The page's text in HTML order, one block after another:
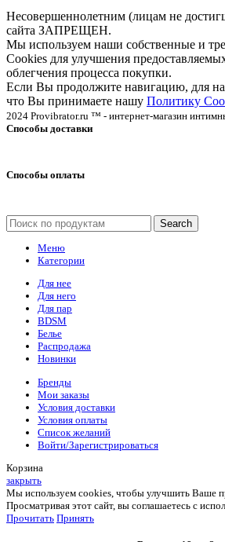
Несовершеннолетним (лицам не
сайта ЗАПРЕЩЕН.
Мы используем наши собственные и
Cookies для улучшения
облегчения процесса покупки.
Если Вы продолжите навигацию, для нас
что Вы принимаете нашу Политику
2024 Provibrator.ru ™ - интернет-магазин
Способы доставки
Способы оплаты
Search
Меню
Категории
Для нее
Для него
Для пар
BDSM
Белье
Распродажа
Новинки
Бренды
Мои заказы
Условия доставки
Условия оплаты
Список желаний
Войти/Зарегистрироваться
Корзина
закрыть
Мы используем cookies, чтобы улучшить Ваше
Просматривая этот сайт, вы соглашаетесь с
Прочитать Принять